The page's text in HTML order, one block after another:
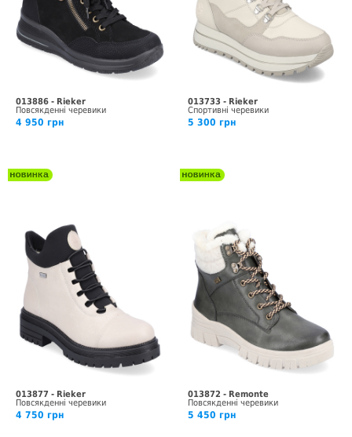
013886 - Rieker
Повсякденні черевики
4 950 грн
013733 - Rieker
Спортивні черевики
5 300 грн
013877 - Rieker
Повсякденні черевики
4 750 грн
013872 - Remonte
Повсякденні черевики
5 450 грн